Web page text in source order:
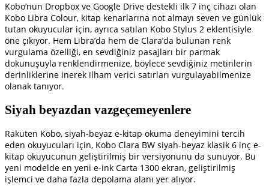
Kobo’nun Dropbox ve Google Drive destekli ilk 7 inç cihazı olan
Kobo Libra Colour, kitap kenarlarına not almayı seven ve günlük
tutan okuyucular için, ayrıca satılan Kobo Stylus 2 eklentisiyle
öne çıkıyor. Hem Libra’da hem de Clara’da bulunan renk
vurgulama özelliği, en sevdiğiniz pasajları bir parmak
dokunuşuyla renklendirmenize, böylece sevdiğiniz metinlerin
derinliklerine inerek ilham verici satırları vurgulayabilmenize
olanak tanıyor.
Siyah beyazdan vazgeçemeyenlere
Rakuten Kobo, siyah-beyaz e-kitap okuma deneyimini tercih
eden okuyucuları için, Kobo Clara BW siyah-beyaz klasik 6 inç e-
kitap okuyucunun geliştirilmiş bir versiyonunu da sunuyor. Bu
yeni modelde en yeni e-ink Carta 1300 ekran, geliştirilmiş
işlemci ve daha fazla depolama alanı yer alıyor.